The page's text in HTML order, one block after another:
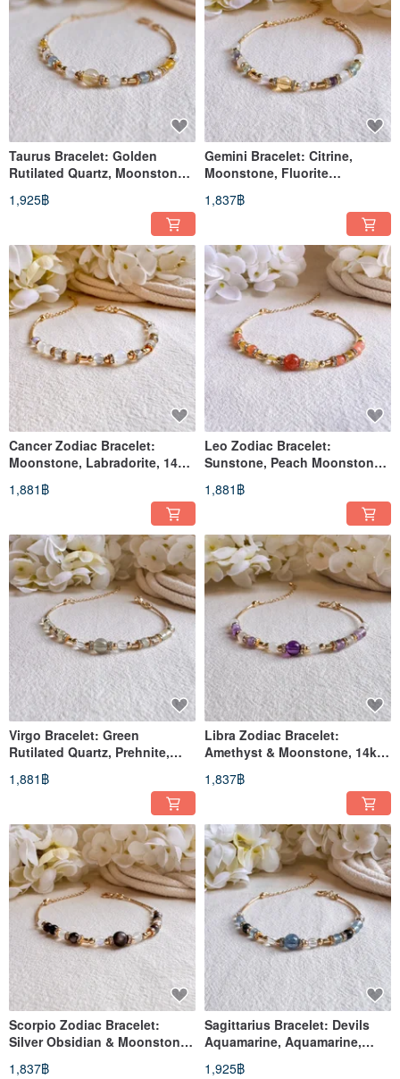
Taurus Bracelet: Golden
Rutilated Quartz, Moonstone,
Aquamarine, Rose Quartz
1,925฿
Gemini Bracelet: Citrine,
Moonstone, Fluorite
Gemstone, 14k Gold-Filled
1,837฿
Cancer Zodiac Bracelet:
Moonstone, Labradorite, 14k
Gold-Filled
1,881฿
Leo Zodiac Bracelet:
Sunstone, Peach Moonstone,
Golden Rutilated Quartz
1,881฿
Virgo Bracelet: Green
Rutilated Quartz, Prehnite,
Clear Quartz, 14k Gold-Filled
1,881฿
Libra Zodiac Bracelet:
Amethyst & Moonstone, 14k
Gold-Filled
1,837฿
Scorpio Zodiac Bracelet:
Silver Obsidian & Moonstone,
14k Gold-Filled
1,837฿
Sagittarius Bracelet: Devils
Aquamarine, Aquamarine,
Clear Quartz
1,925฿